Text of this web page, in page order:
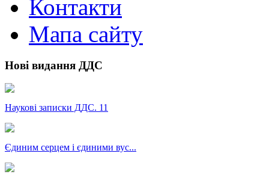
Контакти
Мапа сайту
Нові видання ДДС
Наукові записки ДДС. 11
Єдиним серцем і єдиними вус...